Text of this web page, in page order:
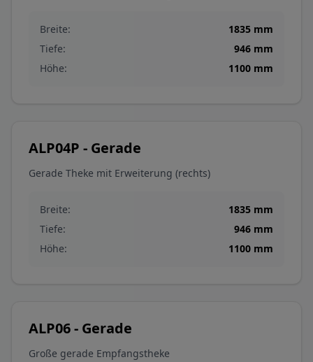
Breite: 1835 mm
Tiefe:
946 mm
Höhe:
1100 mm
ALP04P - Gerade
Gerade Theke mit Erweiterung (rechts)
Breite: 1835 mm
Tiefe:
946 mm
Höhe:
1100 mm
ALP06 - Gerade
Große gerade Empfangstheke